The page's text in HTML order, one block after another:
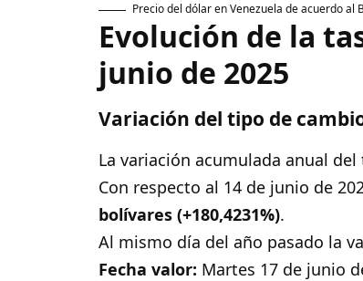
Precio del dólar en Venezuela de acuerdo al
Evolución de la
junio de 2025
Variación del tipo de
La variación acumulada anual
Con respecto al 14 de junio de
bolívares (+180,4231%).
Al mismo día del año pasado la
Fecha valor: Martes 17 de junio